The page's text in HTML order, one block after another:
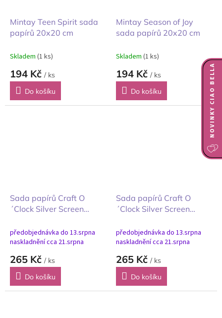
Mintay Teen Spirit sada
papírů 20x20 cm
Skladem (1 ks)
194 Kč / ks
Do košíku
Mintay Season of Joy
sada papírů 20x20 cm
Skladem (1 ks)
194 Kč / ks
Do košíku
Sada papírů Craft O
´Clock Silver Screen
plátna velký mix
20x20cm
předobjednávka do 13.srpna
naskladnění cca 21.srpna
265 Kč / ks
Do košíku
Sada papírů Craft O
´Clock Silver Screen
plátna pozadí 20x20cm
předobjednávka do 13.srpna
naskladnění cca 21.srpna
265 Kč / ks
Do košíku
NOVINKY CIAO BELLA